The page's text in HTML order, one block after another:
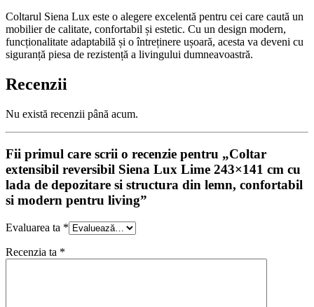
Coltarul Siena Lux este o alegere excelentă pentru cei care caută un
mobilier de calitate, confortabil și estetic. Cu un design modern,
funcționalitate adaptabilă și o întreținere ușoară, acesta va deveni cu
siguranță piesa de rezistență a livingului dumneavoastră.
Recenzii
Nu există recenzii până acum.
Fii primul care scrii o recenzie pentru „Coltar
extensibil reversibil Siena Lux Lime 243×141 cm cu
lada de depozitare si structura din lemn, confortabil
si modern pentru living”
Evaluarea ta *
Recenzia ta *